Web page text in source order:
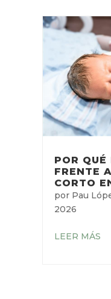
POR QUÉ
FRENTE
CORTO
por Pau
2026
LEER MÁS